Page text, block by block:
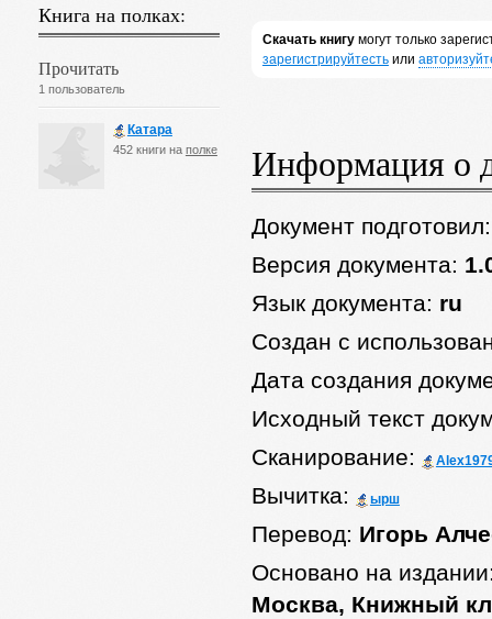
Книга на полках:
Прочитать
1 пользователь
Катара
452 книги на полке
Скачать книгумогут только
зарегистрируйтестьили
Информация о
Документ
Версия документа:
Язык документа: ru
Создан с
Дата создания
Исходный текст
Сканирование:
Вычитка: ырш
Перевод: Игорь
Основано на
Москва, Книжный